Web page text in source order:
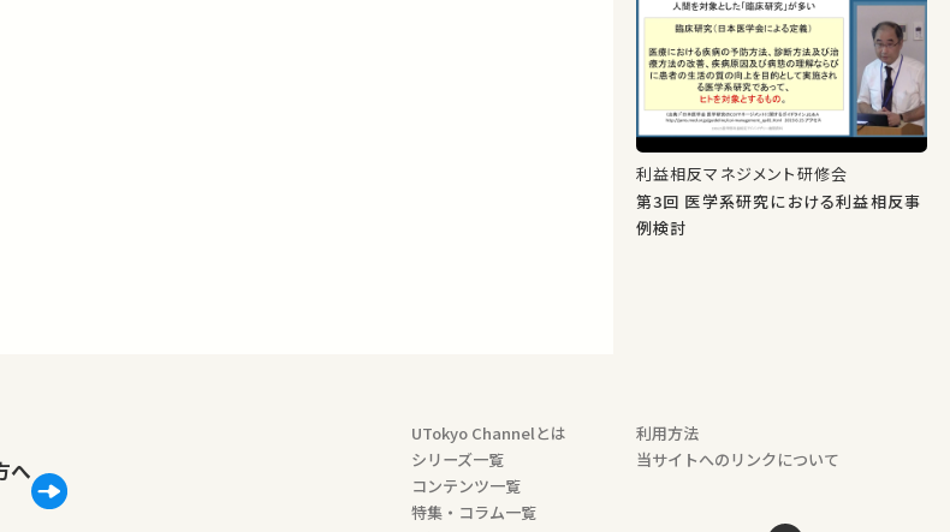
利益相反マネジメント研修会
第3回 医学系研究における利益相反事
例検討
へ
UTokyo Channelとは
シリーズ一覧
コンテンツ一覧
特集・コラム一覧
利用方法
当サイトへのリンクについて